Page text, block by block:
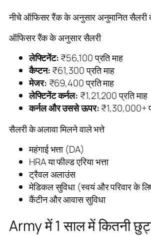
नीचे ऑफिसर रैंक के अनुसार अनुमानित सैलरी
ऑफिसर रैंक के अनुसार सैलरी
लेफ्टिनेंट:₹56,100 प्रति माह
कैप्टन:₹61,300 प्रति माह
मेजर: ₹69,400 प्रति माह
लेफ्टिनेंट कर्नल: ₹1,21,200 प्रति माह
कर्नल और उससे ऊपर:₹1,30,000+
सैलरी के अलावा मिलने वाले भत्ते
महंगाई भत्ता (DA)
HRA या फील्ड एरिया भत्ता
ट्रैवल अलाउंस
मेडिकल सुविधा (स्वयं और परिवार के
कैंटीन और आवास सुविधा
Army में 1 साल में कितनी